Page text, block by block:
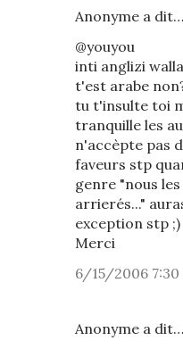
Anonyme a dit…
@youyou
inti anglizi
t'est arabe
tu t'insulte toi
tranquille les
n'accèpte pas
faveurs stp
genre "nous
arrierés..."
exception stp ;)
Merci
6/15/2006 7:30
Anonyme a dit…